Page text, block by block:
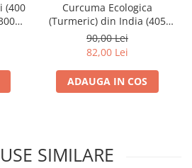
(400
Curcuma Ecologica
(Turmeric) din India (405
mg) Republica BIO, 60
capsule
90,00 Lei
82,00 Lei
ADAUGA IN COS
SIMILARE